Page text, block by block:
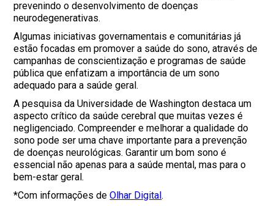
prevenindo o desenvolvimento de doenças
neurodegenerativas.
Algumas iniciativas governamentais e comunitárias já
estão focadas em promover a saúde do sono, através de
campanhas de conscientização e programas de saúde
pública que enfatizam a importância de um sono
adequado para a saúde geral.
A pesquisa da Universidade de Washington destaca um
aspecto crítico da saúde cerebral que muitas vezes é
negligenciado. Compreender e melhorar a qualidade do
sono pode ser uma chave importante para a prevenção
de doenças neurológicas. Garantir um bom sono é
essencial não apenas para a saúde mental, mas para o
bem-estar geral.
*Com informações deOlhar Digital.